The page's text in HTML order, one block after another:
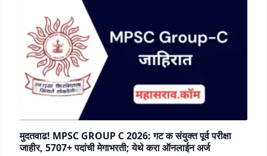
मुदतवाढ! MPSC GROUP C 2026: गट क संयुक्त पूर्व परीक्षा
जाहीर, 5707+ पदांची मेगाभरती; येथे करा ऑनलाईन अर्ज